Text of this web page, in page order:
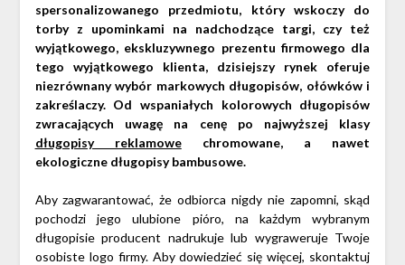
spersonalizowanego przedmiotu, który wskoczy do
torby z upominkami na nadchodzące targi, czy też
wyjątkowego, ekskluzywnego prezentu firmowego dla
tego wyjątkowego klienta, dzisiejszy rynek oferuje
niezrównany wybór markowych długopisów, ołówków i
zakreślaczy. Od wspaniałych kolorowych długopisów
zwracających uwagę na cenę po najwyższej klasy
długopisy reklamowechromowane, a nawet
ekologiczne długopisy bambusowe.
Aby zagwarantować, że odbiorca nigdy nie zapomni, skąd
pochodzi jego ulubione pióro, na każdym wybranym
długopisie producent nadrukuje lub wygraweruje Twoje
osobiste logo firmy. Aby dowiedzieć się więcej, skontaktuj